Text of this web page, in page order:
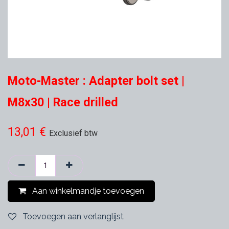
Moto-Master : Adapter bolt set |
M8x30 | Race drilled
13,01 € Exclusief btw
Aan winkelmandje toevoegen
Toevoegen aan verlanglijst